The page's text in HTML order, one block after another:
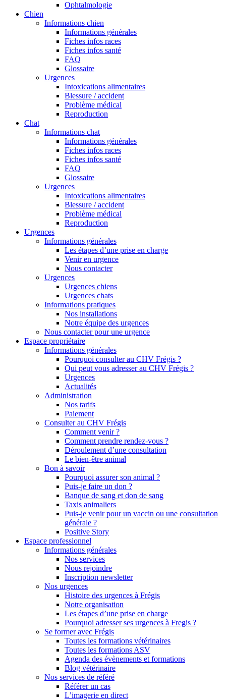
Ophtalmologie
Chien
Informations chien
Informations générales
Fiches infos races
Fiches infos santé
FAQ
Glossaire
Urgences
Intoxications alimentaires
Blessure / accident
Problème médical
Reproduction
Chat
Informations chat
Informations générales
Fiches infos races
Fiches infos santé
FAQ
Glossaire
Urgences
Intoxications alimentaires
Blessure / accident
Problème médical
Reproduction
Urgences
Informations générales
Les étapes d’une prise en charge
Venir en urgence
Nous contacter
Urgences
Urgences chiens
Urgences chats
Informations pratiques
Nos installations
Notre équipe des urgences
Nous contacter pour une urgence
Espace propriétaire
Informations générales
Pourquoi consulter au CHV Frégis ?
Qui peut vous adresser au CHV Frégis ?
Urgences
Actualités
Administration
Nos tarifs
Paiement
Consulter au CHV Frégis
Comment venir ?
Comment prendre rendez-vous ?
Déroulement d’une consultation
Le bien-être animal
Bon à savoir
Pourquoi assurer son animal ?
Puis-je faire un don ?
Banque de sang et don de sang
Taxis animaliers
Puis-je venir pour un vaccin ou une consultation
générale ?
Positive Story
Espace professionnel
Informations générales
Nos services
Nous rejoindre
Inscription newsletter
Nos urgences
Histoire des urgences à Frégis
Notre organisation
Les étapes d’une prise en charge
Pourquoi adresser ses urgences à Fregis ?
Se former avec Frégis
Toutes les formations vétérinaires
Toutes les formations ASV
Agenda des évènements et formations
Blog vétérinaire
Nos services de référé
Référer un cas
L’imagerie en direct